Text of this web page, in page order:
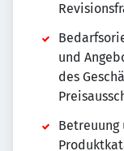
und
des